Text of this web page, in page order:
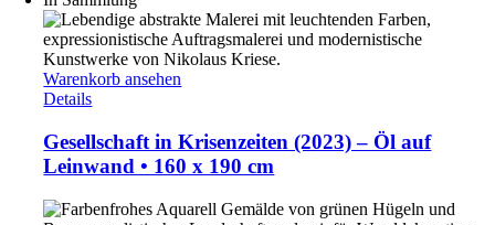
Warenkorb ansehen
Details
Gesellschaft in Krisenzeiten (2023) – Öl auf
Leinwand • 160 x 190 cm